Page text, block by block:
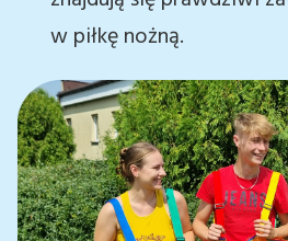
w piłkę nożną.